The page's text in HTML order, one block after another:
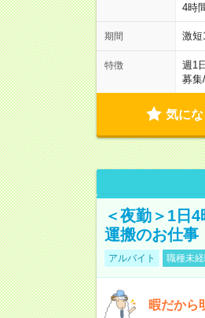
4時
期間 激
特徴 週1
募集/
気にな
＜夜勤＞1日
運搬のお仕事
アルバイト 職種未
暇だから